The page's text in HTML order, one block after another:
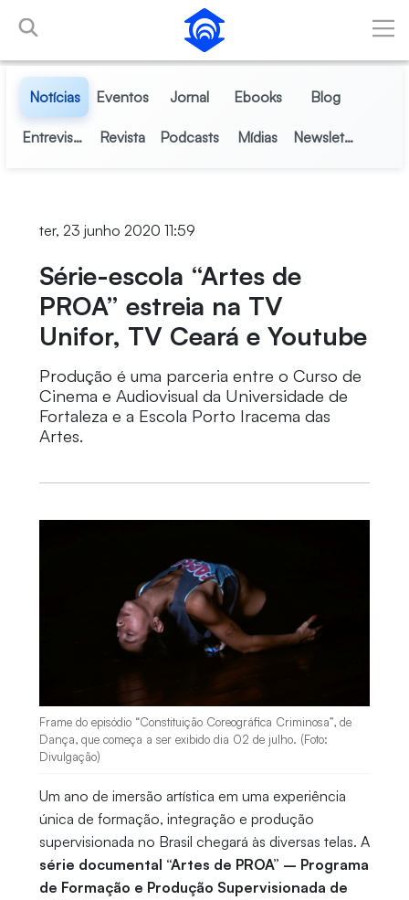
Pular para o Conteúdo principal
Notícias Eventos Jornal Ebooks Blog
Entrevistas Revista Podcasts Mídias Newsletter
ter, 23 junho 2020 11:59
Série-escola “Artes de
PROA” estreia na TV
Unifor, TV Ceará e Youtube
Produção é uma parceria entre o Curso de
Cinema e Audiovisual da Universidade de
Fortaleza e a Escola Porto Iracema das
Artes.
Frame do episódio “Constituição Coreográfica Criminosa”, de
Dança, que começa a ser exibido dia 02 de julho. (Foto:
Divulgação)
Um ano de imersão artística em uma experiência
única de formação, integração e produção
supervisionada no Brasil chegará às diversas telas. A
série documental “Artes de PROA” – Programa
de Formação e Produção Supervisionada de